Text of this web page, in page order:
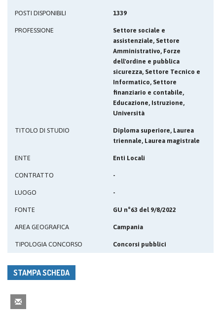
POSTI DISPONIBILI 1339
PROFESSIONE
Settore sociale e
assistenziale, Settore
Amministrativo, Forze
dell'ordine e pubblica
sicurezza, Settore Tecnico e
Informatico, Settore
finanziario e contabile,
Educazione, Istruzione,
Università
TITOLO DI STUDIO
Diploma superiore, Laurea
triennale, Laurea magistrale
ENTE Enti Locali
CONTRATTO -
LUOGO -
FONTE GU n°63 del 9/8/2022
AREA GEOGRAFICA Campania
TIPOLOGIA CONCORSO Concorsi pubblici
STAMPA SCHEDA